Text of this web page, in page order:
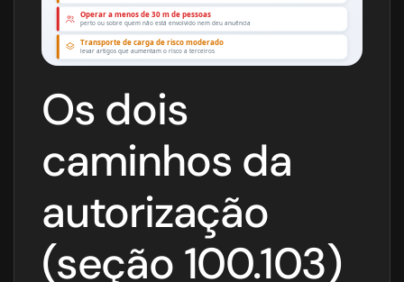
Operar a menos de 30 m de pessoas
perto ou sobre quem não está envolvido nem deu anuência
Transporte de carga de risco moderado
levar artigos que aumentam o risco a terceiros
Os dois
caminhos da
autorização
(seção 100.103)